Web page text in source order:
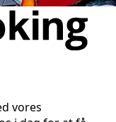
vores